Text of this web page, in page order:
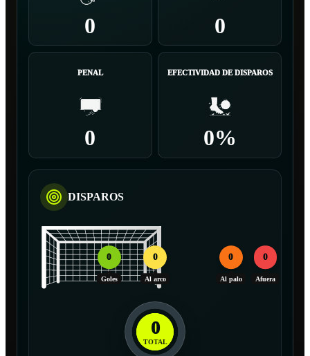
0 0
PENAL
0
EFECTIVIDAD DE DISPAROS
0%
DISPAROS
0
Goles
0
Al arco
0
Al palo
0
Afuera
0
TOTAL